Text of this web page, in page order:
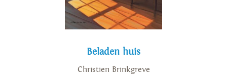
Beladen huis
Christien Brinkgreve